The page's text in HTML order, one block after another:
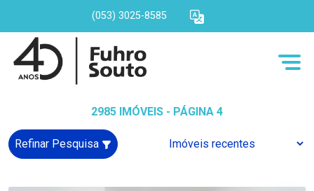
(053) 3025-8585
2985 IMÓVEIS - PÁGINA 4
Refinar Pesquisa